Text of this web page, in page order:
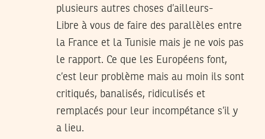
plusieurs autres choses d’ailleurs-
Libre à vous de faire des parallèles entre
la France et la Tunisie mais je ne vois pas
le rapport. Ce que les Européens font,
c’est leur problème mais au moin ils sont
critiqués, banalisés, ridiculisés et
remplacés pour leur incompétance s’il y
a lieu.